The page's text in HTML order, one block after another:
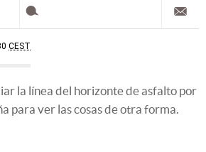
CEST
la línea del horizonte de asfalto por
para ver las cosas de otra forma.